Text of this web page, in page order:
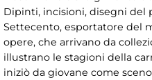
Dipinti, incisioni, disegni del
Settecento, esportatore del
opere, che arrivano da
illustrano le stagioni della
iniziò da giovane come